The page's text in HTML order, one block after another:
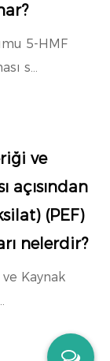
5-HMF
s...
ve
açısından
(PEF)
nelerdir?
Kaynak